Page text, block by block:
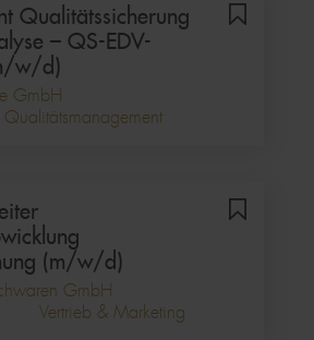
Qualitätssicherung
– QS-EDV-
w/d)
GmbH
Qualitätsmanagement
(m/w/d)
GmbH
Vertrieb & Marketing